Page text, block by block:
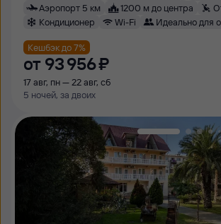
Аэропорт 5 км
1200 м до центра
Кондиционер
Wi-Fi Идеально для
Кешбэк до 7%
от 93 ⁠956 ⁠₽
17 авг, пн — 22 авг, сб
5 ночей, за двоих